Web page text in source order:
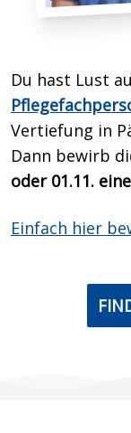
Du hast Lust
Vertiefung in
Dann bewirb
oder 01.11.
Einfach hier